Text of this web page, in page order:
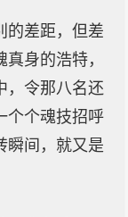
的差距，但差
身的浩特，
，令那八名还
个个魂技招呼
瞬间，就又是